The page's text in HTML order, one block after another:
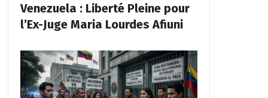
Venezuela : Liberté Pleine pour
l’Ex-Juge Maria Lourdes Afiuni